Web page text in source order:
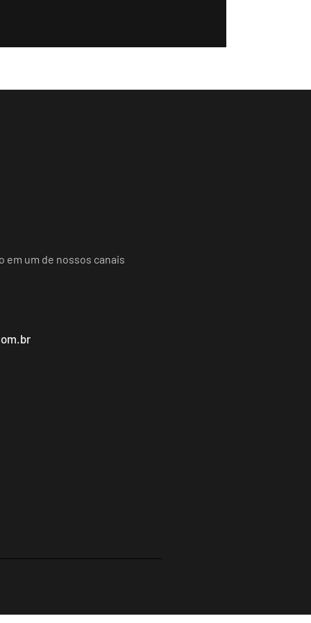
um de nossos canais